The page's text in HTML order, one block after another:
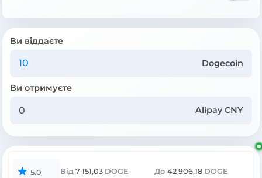
Ви віддаєте
Dogecoin
Ви отримуєте
Alipay CNY
5.0 Від 7 151,03 DOGE До 42 906,18 DOGE